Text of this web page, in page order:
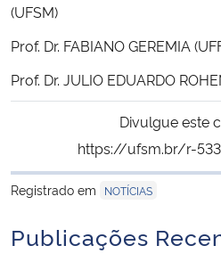
Secretaria de Governo
Gabinete de Segurança Institucional
Advocacia-Geral da União
(UFSM)
Prof. Dr. FABIANO GEREMIA
Prof. Dr. JULIO EDUARDO
Divulgue este
https://ufsm.br/r-
Registrado em
NOTÍCIAS
Publicações